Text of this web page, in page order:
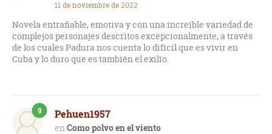
11 de noviembre de 2022
Novela entrañable, emotiva y con una increíble variedad de
complejos personajes descritos excepcionalmente, a través
de los cuales Padura nos cuenta lo difícil que es vivir en
Cuba y lo duro que es también el exilio.
Pehuen1957
Como polvo en el viento
9